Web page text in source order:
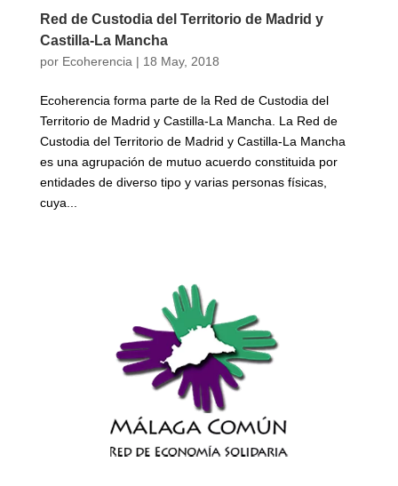
Red de Custodia del Territorio de Madrid y
Castilla-La Mancha
por Ecoherencia | 18 May, 2018
Ecoherencia forma parte de la Red de Custodia del
Territorio de Madrid y Castilla-La Mancha. La Red de
Custodia del Territorio de Madrid y Castilla-La Mancha
es una agrupación de mutuo acuerdo constituida por
entidades de diverso tipo y varias personas físicas,
cuya...